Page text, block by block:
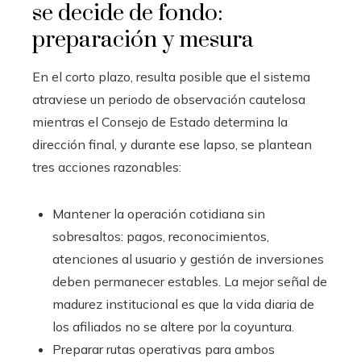
se decide de fondo:
preparación y mesura
En el corto plazo, resulta posible que el sistema
atraviese un periodo de observación cautelosa
mientras el Consejo de Estado determina la
dirección final, y durante ese lapso, se plantean
tres acciones razonables:
Mantener la operación cotidiana sin
sobresaltos: pagos, reconocimientos,
atenciones al usuario y gestión de inversiones
deben permanecer estables. La mejor señal de
madurez institucional es que la vida diaria de
los afiliados no se altere por la coyuntura.
Preparar rutas operativas para ambos